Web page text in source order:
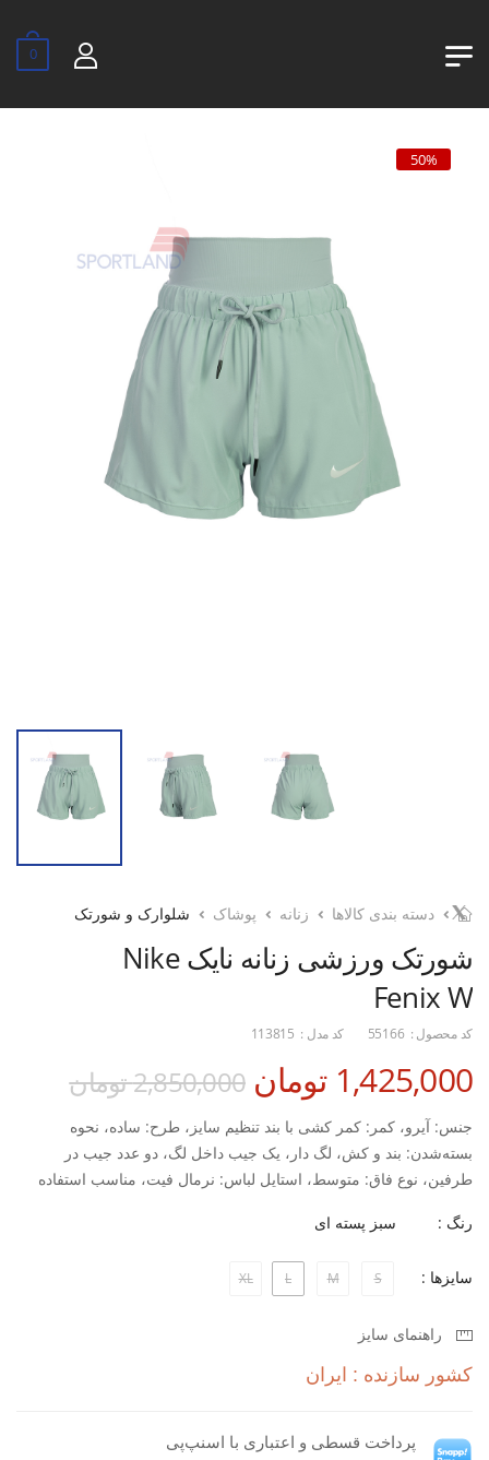
0
50%
دسته بندی کالاها زنانه پوشاک شلوارک و شورتک
شورتک ورزشی زنانه نایک Nike
Fenix W
کد محصول : 55166 کد مدل : 113815
1,425,000 تومان 2,850,000 تومان
جنس: آیرو، کمر: کمر کشی با بند تنظیم سایز، طرح: ساده، نحوه
بسته‌شدن: بند و کش، لگ دار، یک جیب داخل لگ، دو عدد جیب در
طرفین، نوع فاق: متوسط، استایل لباس: نرمال فیت، مناسب استفاده
رنگ :
سبز پسته ای
سایزها : S
M
L
XL
راهنمای سایز
کشور سازنده : ایران
پرداخت قسطی و اعتباری با اسنپ‌پی